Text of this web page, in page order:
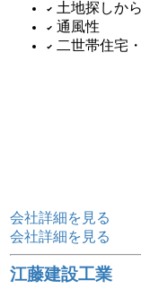
土地探しか
通風性
二世帯住宅
会社詳細を見る
会社詳細を見る
江藤建設工業